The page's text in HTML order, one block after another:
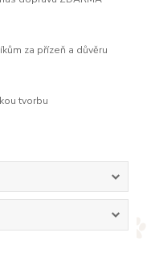
za přízeň a důvěru
tvorbu